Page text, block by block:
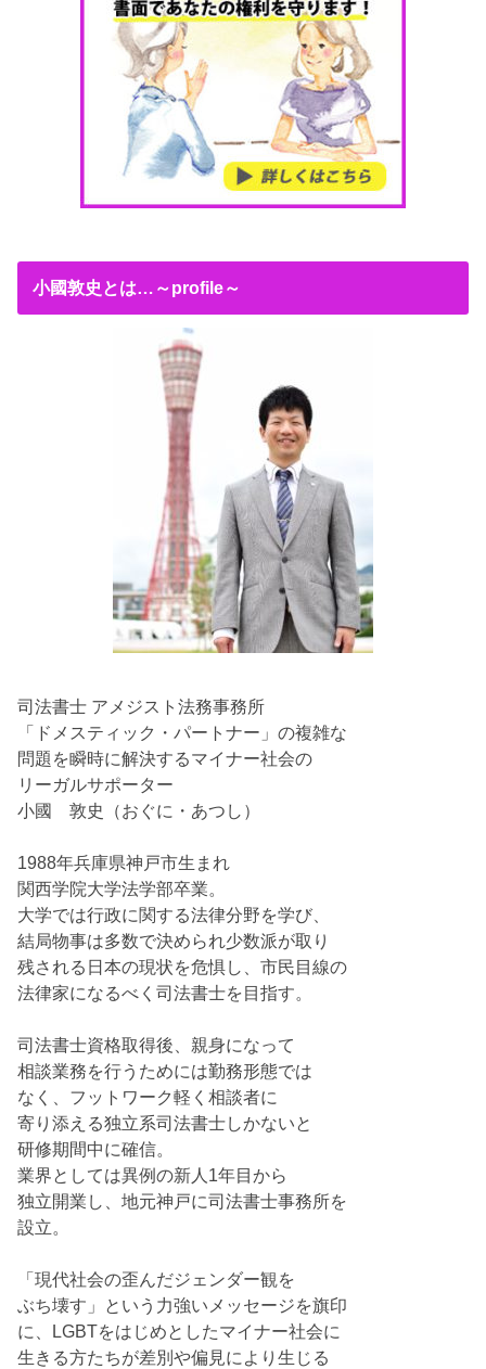
小國敦史とは…～profile～
司法書士 アメジスト法務事務所
「ドメスティック・パートナー」の複雑な
問題を瞬時に解決するマイナー社会の
リーガルサポーター
小國 敦史（おぐに・あつし）
1988年兵庫県神戸市生まれ
関西学院大学法学部卒業。
大学では行政に関する法律分野を学び、
結局物事は多数で決められ少数派が取り
残される日本の現状を危惧し、市民目線の
法律家になるべく司法書士を目指す。
司法書士資格取得後、親身になって
相談業務を行うためには勤務形態では
なく、フットワーク軽く相談者に
寄り添える独立系司法書士しかないと
研修期間中に確信。
業界としては異例の新人1年目から
独立開業し、地元神戸に司法書士事務所を
設立。
「現代社会の歪んだジェンダー観を
ぶち壊す」という力強いメッセージを旗印
に、LGBTをはじめとしたマイナー社会に
生きる方たちが差別や偏見により生じる